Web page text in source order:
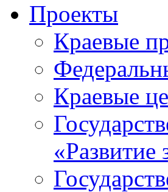
Проекты
Краевые
Краевые
«Развитие